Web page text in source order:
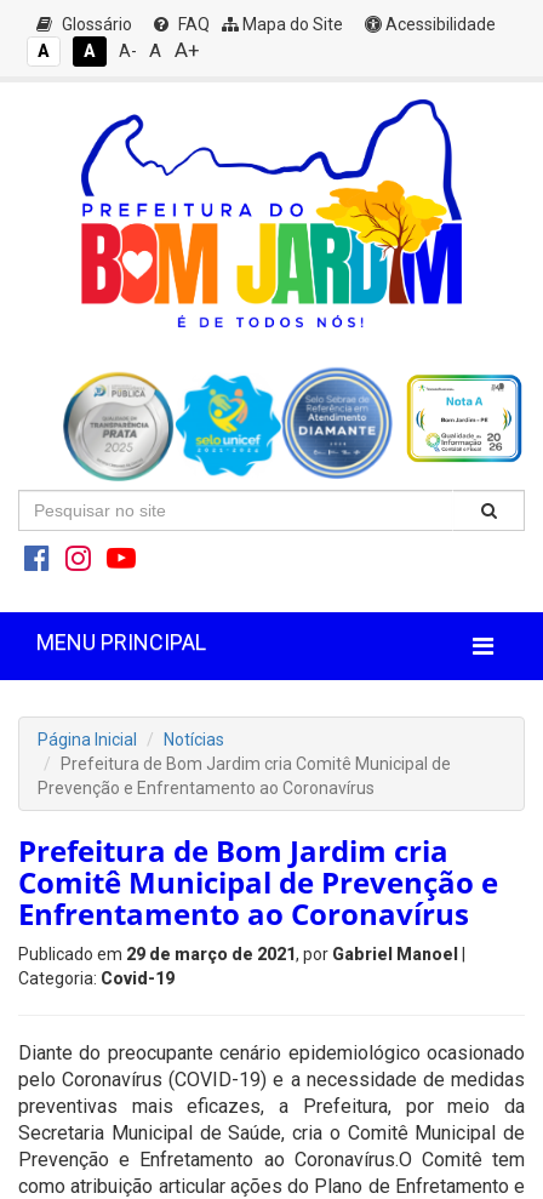
Glossário FAQ Mapa do Site
Acessibilidade
A
A A- A A+
MENU PRINCIPAL
Página Inicial
Notícias
Prefeitura de Bom Jardim cria Comitê Municipal de
Prevenção e Enfrentamento ao Coronavírus
Prefeitura de Bom Jardim cria
Comitê Municipal de Prevenção e
Enfrentamento ao Coronavírus
Publicado em 29 de março de 2021, por Gabriel Manoel
Categoria: Covid-19
Diante do preocupante cenário epidemiológico ocasionado
pelo Coronavírus (COVID-19) e a necessidade de medidas
preventivas mais eficazes, a Prefeitura, por meio da
Secretaria Municipal de Saúde, cria o Comitê Municipal de
Prevenção e Enfretamento ao Coronavírus.O Comitê tem
como atribuição articular ações do Plano de Enfretamento e